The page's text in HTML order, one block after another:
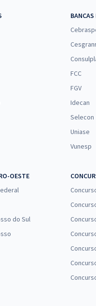
BANCAS
FCC
FGV
Idecan
Selecon
Uniase
Vunesp
OESTE
do Sul